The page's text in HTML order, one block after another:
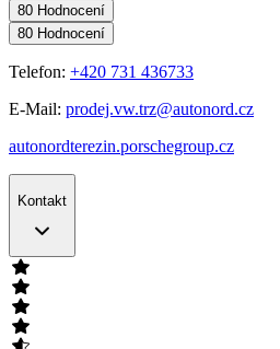
80 Hodnocení
80 Hodnocení
Telefon: +420 731 436733
E-Mail: prodej.vw.trz@autonord.cz
autonordterezin.porschegroup.cz
Kontakt